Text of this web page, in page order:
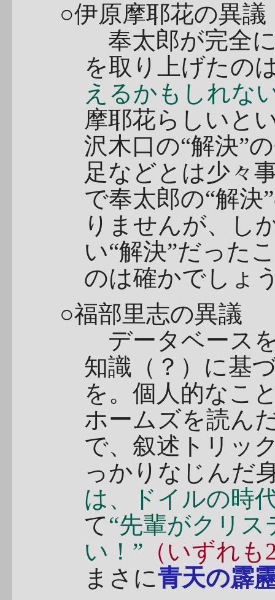
○伊原摩耶花の異議
奉太郎が完全
を取り上げたの
えるかもしれな
摩耶花らしいと
沢木口の“解決”
足などとは少々
で奉太郎の“解
りませんが、し
い“解決”だった
のは確かでしょ
○福部里志の異議
データベース
知識（？）に基
を。個人的なこ
ホームズを読ん
で、叙述トリッ
っかりなじんだ
は、ドイルの時
て“先輩がクリ
い！” （いずれも
まさに青天の霹